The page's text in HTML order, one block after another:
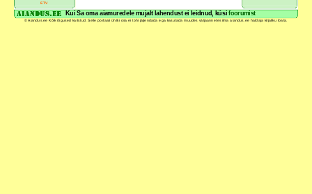
ETV
Kui Sa oma aiamuredele mujalt lahendust ei leidnud, küsi foorumist
© Aiandus.ee Kõik õigused kaitstud. Selle portaali ühtki osa ei tohi jäljendada ega kasutada muudes väljaannetes ilma aiandus.ee haldaja kirjaliku loata.